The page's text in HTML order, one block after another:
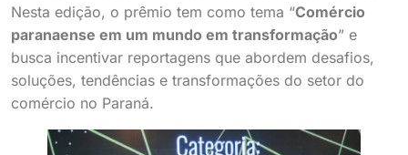
Nesta edição, o prêmio tem como tema “Comércio
paranaense em um mundo em transformação” e
busca incentivar reportagens que abordem desafios,
soluções, tendências e transformações do setor do
comércio no Paraná.